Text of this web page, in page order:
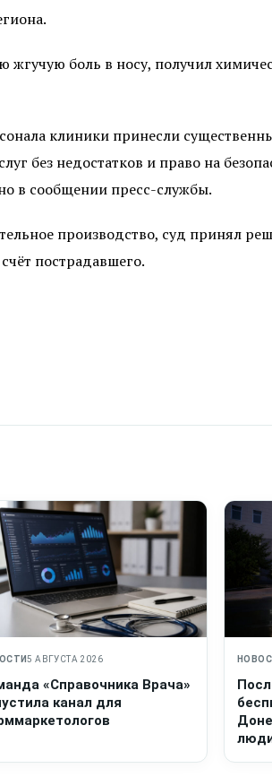
жгучую боль в носу, получил
клиники принесли
без недостатков и право на
в сообщении пресс-службы.
производство, суд принял
пострадавшего.
5 АВГУСТА 2026
«Справочника Врача»
канал для